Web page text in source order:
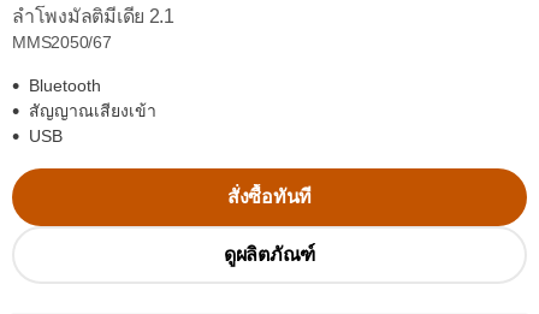
ลำโพงมัลติมีเดีย 2.1
MMS2050/67
Bluetooth
สัญญาณเสียงเข้า
USB
สั่งซื้อทันที
ดูผลิตภัณฑ์